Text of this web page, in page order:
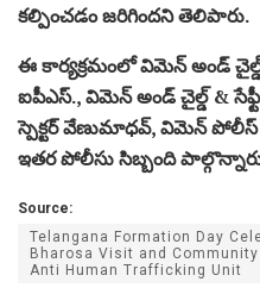
కల్పించడం జరిగిందని తెలిపారు.
ఈ కార్యక్రమంలో విమెన్ అండ్
ఐపీఎస్., విమెన్ అండ్ చైల్డ్ & సేఫ్టీ
స్పెక్టర్ వేణుమాధవ్, విమెన్ పోలీస్
ఇతర పోలీసు సిబ్బంది
Source:
Telangana Formation Day
Bharosa Visit and Community
Anti Human Trafficking Unit